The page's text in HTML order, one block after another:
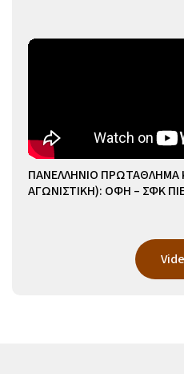
ΠΑΝΕΛΛΗΝΙΟ ΠΡΩΤΑΘΛΗΜΑ
ΑΓΩΝΙΣΤΙΚΗ): ΟΦΗ – ΣΦΚ